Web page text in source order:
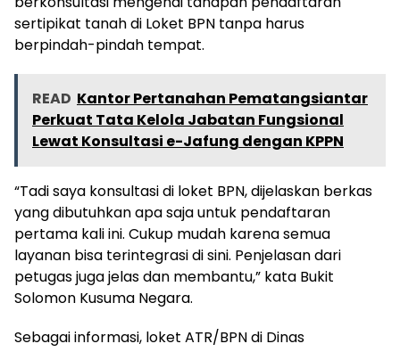
sertipikat tanah di Loket BPN tanpa harus
berpindah-pindah tempat.
READ Kantor Pertanahan Pematangsiantar
Perkuat Tata Kelola Jabatan Fungsional
Lewat Konsultasi e-Jafung dengan KPPN
“Tadi saya konsultasi di loket BPN, dijelaskan berkas
yang dibutuhkan apa saja untuk pendaftaran
pertama kali ini. Cukup mudah karena semua
layanan bisa terintegrasi di sini. Penjelasan dari
petugas juga jelas dan membantu,” kata Bukit
Solomon Kusuma Negara.
Sebagai informasi, loket ATR/BPN di Dinas